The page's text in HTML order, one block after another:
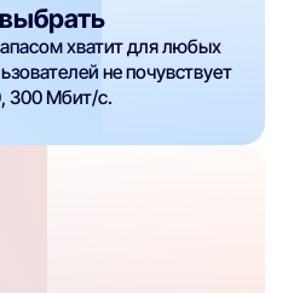
хватит для любых
не почувствует
300 Мбит/с.